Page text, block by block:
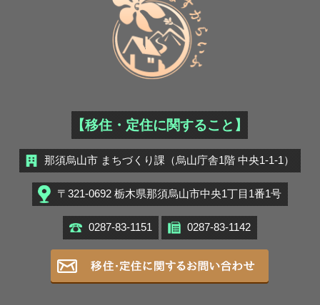
【移住・定住に関すること】
那須烏山市 まちづくり課（烏山庁舎1階 中央1-1-1）
〒321-0692 栃木県那須烏山市中央1丁目1番1号
0287-83-1151 0287-83-1142